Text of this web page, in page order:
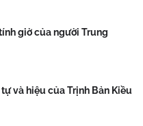
giờ của người Trung
và hiệu của Trịnh Bản Kiều